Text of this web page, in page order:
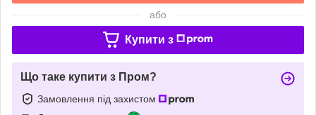
або
Купити з
Що таке купити з Пром?
Замовлення під захистом